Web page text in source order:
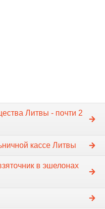
Литвы - почти 2
кассе Литвы
в эшелонах